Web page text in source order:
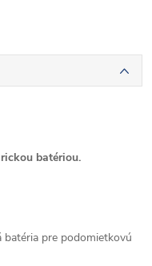
batériou.
pre podomietkovú